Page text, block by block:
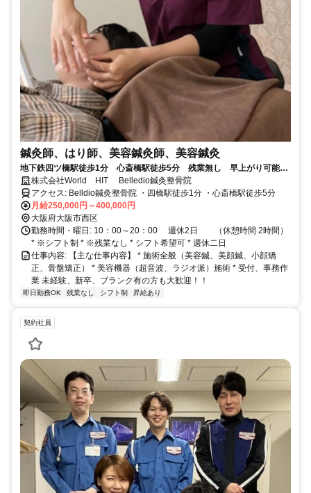
鍼灸師、はり師、美容鍼灸師、美容鍼灸
地下鉄四ツ橋駅徒歩1分 心斎橋駅徒歩5分 残業無し 早上がり可能
女性でも働きやすい美容に特化した整骨院
株式会社World HIT Belledio鍼灸整骨院
アクセス: Belldio鍼灸整骨院 ・四橋駅徒歩1分 ・心斎橋駅徒歩5分
月給250,000円～400,000円
大阪府大阪市西区
勤務時間・曜日: 10：00～20：00 週休2日 （休憩時間 2時間）
* ※シフト制 * ※残業なし * シフト希望可 * 週休二日
仕事内容: 【主な仕事内容】 * 施術全般（美容鍼、美顔鍼、小顔矯
正、骨盤矯正） * 美容機器（超音波、ラジオ派）施術 * 受付、事務作
業 未経験、新卒、ブランク有の方も大歓迎！！
即日勤務OK 残業なし シフト制 昇給あり
契約社員